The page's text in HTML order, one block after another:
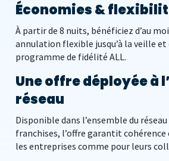
Économies &
À partir de 8 nuits, bénéficiez d’au
annulation flexible jusqu’à la veille et
programme de fidélité ALL.
Une offre déployée à
réseau
Disponible dans l’ensemble du
franchises, l’offre garantit
les entreprises comme pour leurs